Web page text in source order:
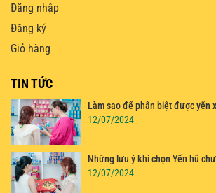
Đăng nhập
Đăng ký
Giỏ hàng
TIN TỨC
Làm sao để phân biệt được yến
12/07/2024
Những lưu ý khi chọn Yến hũ
12/07/2024